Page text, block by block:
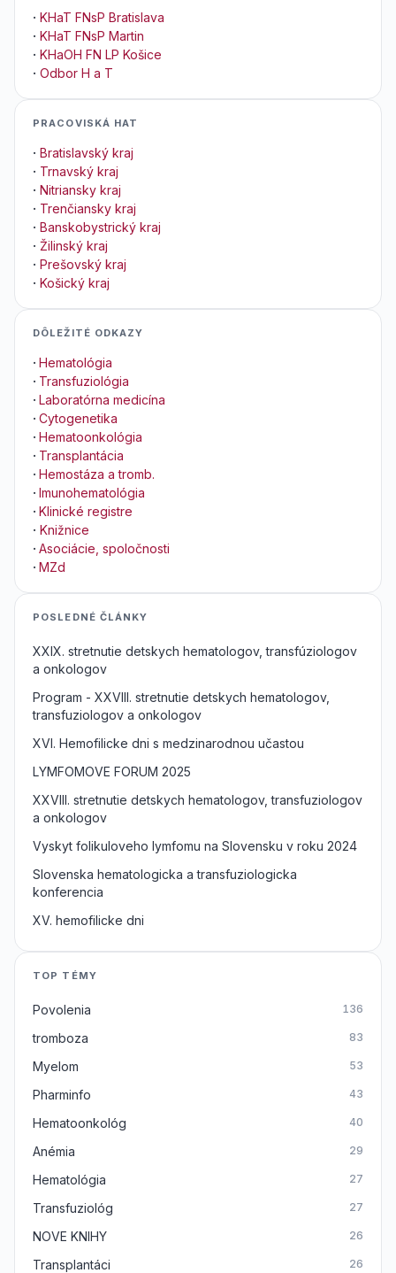
· KHaT FNsP Bratislava
· KHaT FNsP Martin
· KHaOH FN LP Košice
· Odbor H a T
PRACOVISKÁ HAT
· Bratislavský kraj
· Trnavský kraj
· Nitriansky kraj
· Trenčiansky kraj
· Banskobystrický kraj
· Žilinský kraj
· Prešovský kraj
· Košický kraj
DÔLEŽITÉ ODKAZY
· Hematológia
· Transfuziológia
· Laboratórna medicína
· Cytogenetika
· Hematoonkológia
· Transplantácia
· Hemostáza a tromb.
· Imunohematológia
· Klinické registre
· Knižnice
· Asociácie, spoločnosti
· MZd
POSLEDNÉ ČLÁNKY
XXIX. stretnutie detskych hematologov, transfúziologov
a onkologov
Program - XXVIII. stretnutie detskych hematologov,
transfuziologov a onkologov
XVI. Hemofilicke dni s medzinarodnou učastou
LYMFOMOVE FORUM 2025
XXVIII. stretnutie detskych hematologov, transfuziologov
a onkologov
Vyskyt folikuloveho lymfomu na Slovensku v roku 2024
Slovenska hematologicka a transfuziologicka
konferencia
XV. hemofilicke dni
TOP TÉMY
Povolenia 136
tromboza 83
Myelom 53
Pharminfo 43
Hematoonkológ 40
Anémia 29
Hematológia 27
Transfuziológ 27
NOVE KNIHY 26
Transplantáci 26